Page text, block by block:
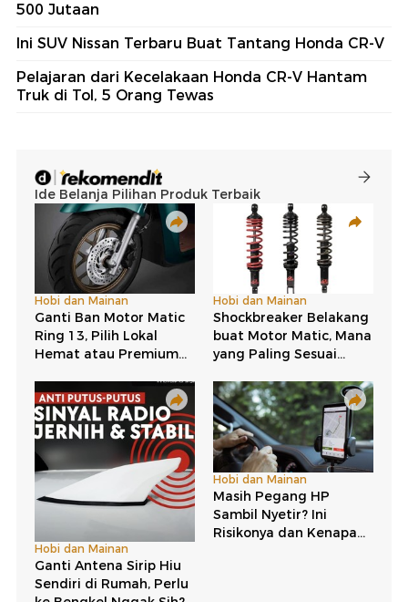
500 Jutaan
Ini SUV Nissan Terbaru Buat Tantang Honda CR-V
Pelajaran dari Kecelakaan Honda CR-V Hantam
Truk di Tol, 5 Orang Tewas